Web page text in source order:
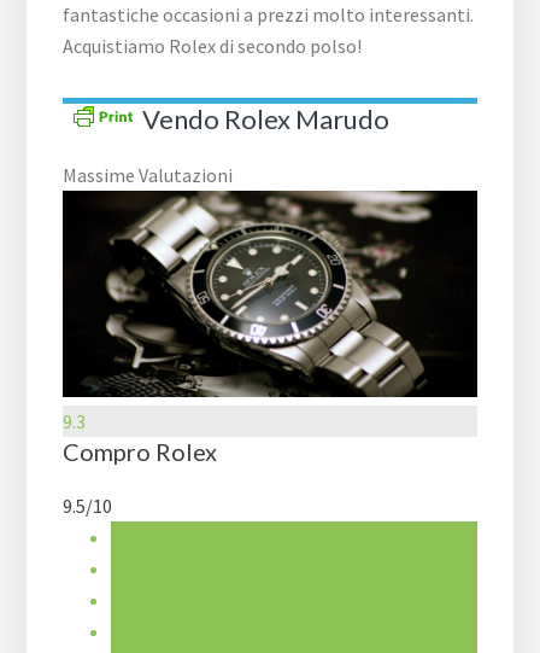
fantastiche occasioni a prezzi molto interessanti.
Acquistiamo Rolex di secondo polso!
Vendo Rolex Marudo
Massime Valutazioni
9.3
Compro Rolex
9.5/10